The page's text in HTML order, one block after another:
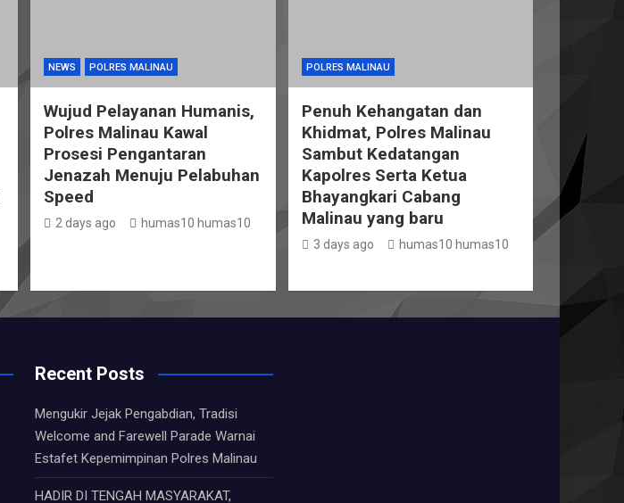
NEWS POLRES MALINAU
Wujud Pelayanan Humanis,
Polres Malinau Kawal
Prosesi Pengantaran
Jenazah Menuju Pelabuhan
Speed
2 days ago humas10 humas10
POLRES MALINAU
Penuh Kehangatan dan
Khidmat, Polres Malinau
Sambut Kedatangan
Kapolres Serta Ketua
Bhayangkari Cabang
Malinau yang baru
3 days ago humas10 humas10
Recent Posts
Mengukir Jejak Pengabdian, Tradisi
Welcome and Farewell Parade Warnai
Estafet Kepemimpinan Polres Malinau
HADIR DI TENGAH MASYARAKAT,